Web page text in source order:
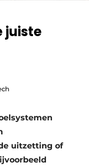
juiste
uitzetting of